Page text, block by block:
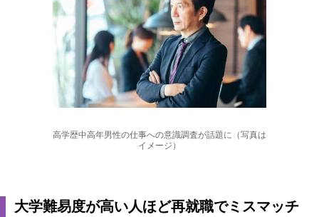
高学歴中高年男性の仕事への意識調査が話題に（写真は
イメージ）
大学難易度が高い人ほど再就職でミスマッチ